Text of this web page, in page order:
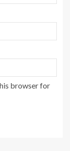
browser for